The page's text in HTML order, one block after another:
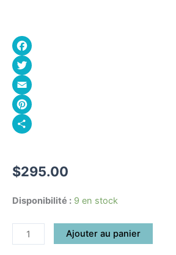
Facebook
Twitter
Email
Pinterest
$295.00
Disponibilité : 9 en stock
quantité
Hallucination
4
Ajouter au panier